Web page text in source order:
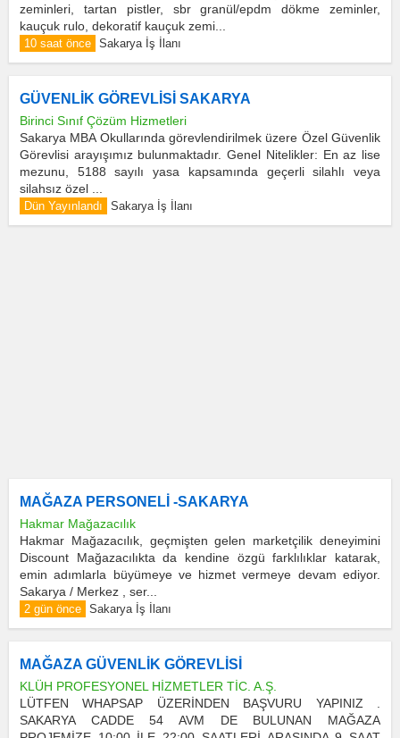
zeminleri, tartan pistler, sbr granül/epdm dökme zeminler,
kauçuk rulo, dekoratif kauçuk zemi...
10 saat önce Sakarya İş İlanı
GÜVENLİK GÖREVLİSİ SAKARYA
Birinci Sınıf Çözüm Hizmetleri
Sakarya MBA Okullarında görevlendirilmek üzere Özel Güvenlik
Görevlisi arayışımız bulunmaktadır. Genel Nitelikler: En az lise
mezunu, 5188 sayılı yasa kapsamında geçerli silahlı veya
silahsız özel ...
Dün Yayınlandı Sakarya İş İlanı
MAĞAZA PERSONELİ -SAKARYA
Hakmar Mağazacılık
Hakmar Mağazacılık, geçmişten gelen marketçilik deneyimini
Discount Mağazacılıkta da kendine özgü farklılıklar katarak,
emin adımlarla büyümeye ve hizmet vermeye devam ediyor.
Sakarya / Merkez , ser...
2 gün önce Sakarya İş İlanı
MAĞAZA GÜVENLİK GÖREVLİSİ
KLÜH PROFESYONEL HİZMETLER TİC. A.Ş.
LÜTFEN WHAPSAP ÜZERİNDEN BAŞVURU YAPINIZ .
SAKARYA CADDE 54 AVM DE BULUNAN MAĞAZA